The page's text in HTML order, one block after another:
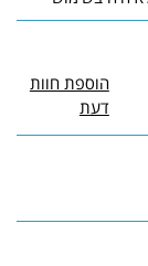
הוספת חוות
דעת